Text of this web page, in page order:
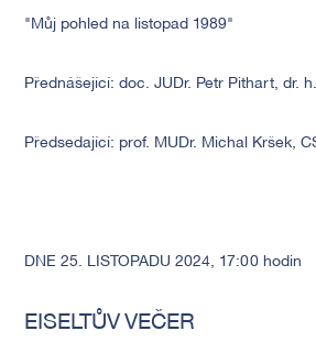
"Můj pohled na listopad 1989"
Přednášející: doc. JUDr. Petr Pithart, dr.
Předsedající: prof. MUDr. Michal Kršek,
DNE 25. LISTOPADU 2024, 17:00 hodin
EISELTŮV VEČER